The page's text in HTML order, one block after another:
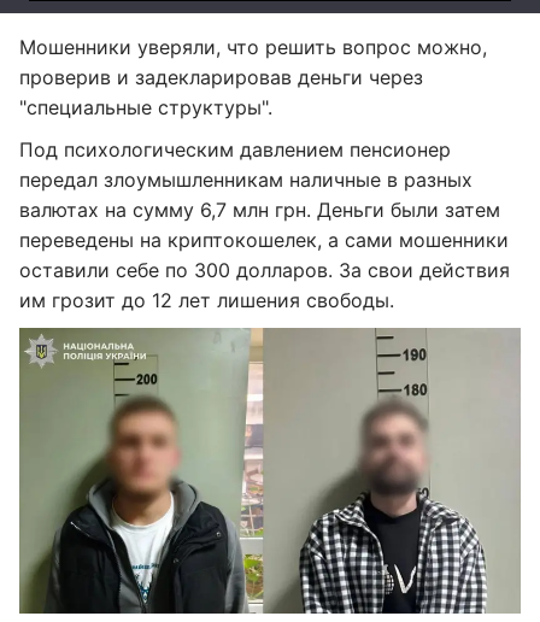
Мошенники уверяли, что решить вопрос можно,
проверив и задекларировав деньги через
"специальные структуры".
Под психологическим давлением пенсионер
передал злоумышленникам наличные в разных
валютах на сумму 6,7 млн грн. Деньги были затем
переведены на криптокошелек, а сами мошенники
оставили себе по 300 долларов. За свои действия
им грозит до 12 лет лишения свободы.